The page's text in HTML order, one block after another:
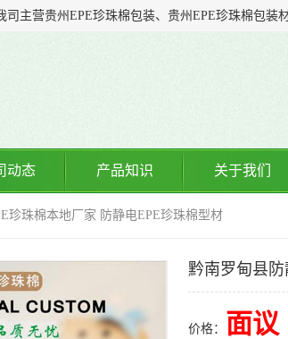
动态 产品知识 关于我们
珍珠棉本地厂家 防静电EPE珍珠棉型材
黔南罗甸县防
价格： 面议